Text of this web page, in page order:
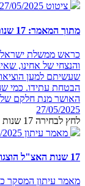
ציטוט 27/05/2025
מתוך המאמר: 17 שנות האצ"ל הוצגו לפני לוחמיו בהיכל התרבות
כראש ממשלת ישראל,
והנצחי של אחינו,
שעשיתם למען
הבטחת עתידו. כמי
האושר מנת חלקם
27/05/2025
לחץ לבחירה 17 שנות האצ"ל הוצגו לפני לוחמיו בהיכל התרבות
מאמר עיתון 2025
17 שנות האצ"ל הוצגו לפני לוחמיו בהיכל התרבות